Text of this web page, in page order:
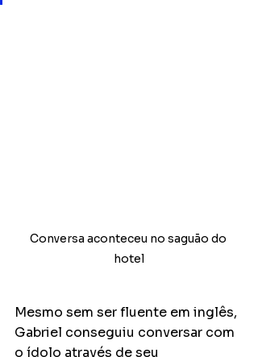
Conversa aconteceu no saguão do
hotel
Mesmo sem ser fluente em inglês,
Gabriel conseguiu conversar com
o ídolo através de seu